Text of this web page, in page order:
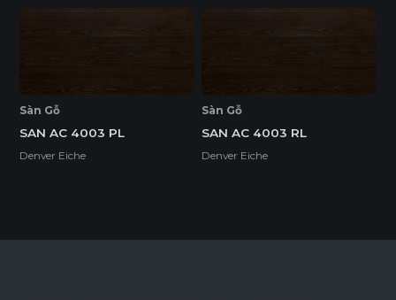
E1
Độ Dày(mm)
Kích Thước(mm)
Sàn Gỗ
SAN AC 4003 PL
Denver Eiche
Sàn Gỗ
SAN AC 4003 RL
Denver Eiche